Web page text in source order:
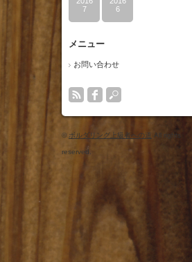
7
6
メニュー
お問い合わせ
© ボルダリング上級者への道 All rights
reserved.